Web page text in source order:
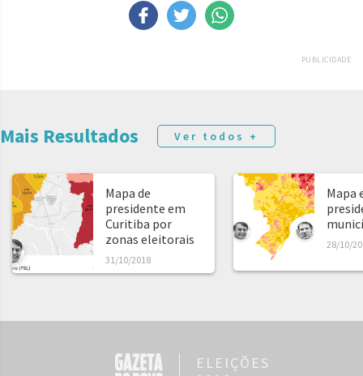
PUBLICIDADE
Mais Resultados Ver todos +
Mapa de
presidente em
Curitiba por
zonas eleitorais
31/10/2018
Mapa
28/10/
ELEIÇÕES